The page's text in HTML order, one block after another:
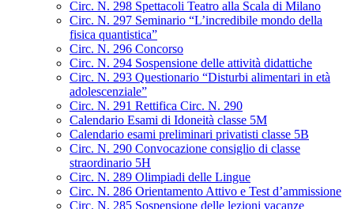
Circ. N. 298 Spettacoli Teatro alla Scala di Milano
Circ. N. 297 Seminario “L’incredibile mondo della
fisica quantistica”
Circ. N. 296 Concorso
Circ. N. 294 Sospensione delle attività didattiche
Circ. N. 293 Questionario “Disturbi alimentari in età
adolescenziale”
Circ. N. 291 Rettifica Circ. N. 290
Calendario Esami di Idoneità classe 5M
Calendario esami preliminari privatisti classe 5B
Circ. N. 290 Convocazione consiglio di classe
straordinario 5H
Circ. N. 289 Olimpiadi delle Lingue
Circ. N. 286 Orientamento Attivo e Test d’ammissione
Circ. N. 285 Sospensione delle lezioni vacanze